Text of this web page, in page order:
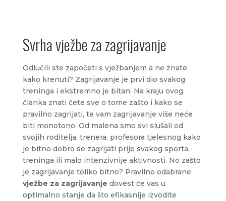
Svrha vježbe za zagrijavanje
Odlučili ste započeti s vježbanjem a ne znate
kako krenuti? Zagrijavanje je prvi dio svakog
treninga i ekstremno je bitan. Na kraju ovog
članka znati čete sve o tome zašto i kako se
pravilno zagrijati, te vam zagrijavanje više neće
biti monotono. Od malena smo svi slušali od
svojih roditelja, trenera, profesora tjelesnog kako
je bitno dobro se zagrijati prije svakog sporta,
treninga ili malo intenzivnije aktivnosti. No zašto
je zagrijavanje toliko bitno? Pravilno odabrane
vježbe za zagrijavanje dovest će vas u
optimalno stanje da što efikasnije izvodite